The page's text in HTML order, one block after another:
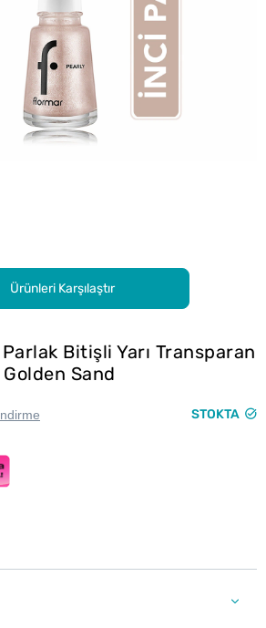
Ürünleri Karşılaştır
Bitişli Yarı Transparan
Sand
STOKTA